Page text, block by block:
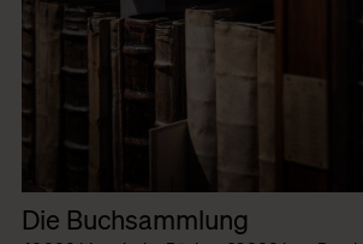
Die Buchsammlung